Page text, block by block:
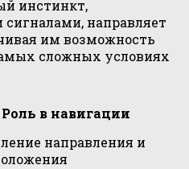
инстинкт,
направляет
им возможность
сложных условиях
Роль в навигации
направления и